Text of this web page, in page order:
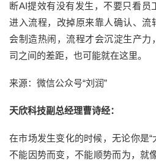
断AI提效有没有发生，不要只看员
进入流程，改掉原来靠人确认、流
会制造热闹，流程才会沉淀生产力
司之间的差距，也可能就在这里。
来源：微信公众号“刘润”
天欣科技副总经理曹诗经：
在市场发生变化的时候，无论你是“
不能因势而变，不能顺势而为，就